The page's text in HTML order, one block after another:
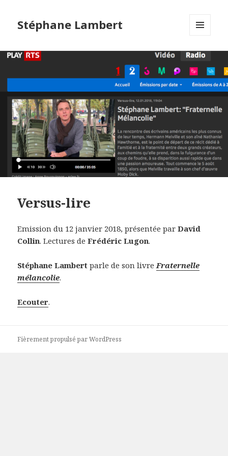
Stéphane Lambert
WIDGETS
Versus-lire
Emission du 12 janvier 2018, présentée parDavid
Collin. Lectures deFrédéric Lugon.
Stéphane Lambert parle de son livre Fraternelle
mélancolie.
Ecouter.
Fièrement propulsé par WordPress